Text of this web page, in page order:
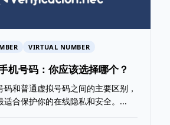
VIRTUAL NUMBER
机号码：你应该选择哪个？
和普通虚拟号码之间的主要区别，
适合保护你的在线隐私和安全。...